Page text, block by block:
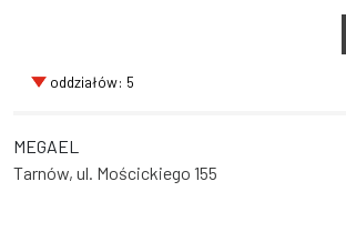
oddziałów: 5
MEGAEL
Tarnów, ul. Mościckiego 155